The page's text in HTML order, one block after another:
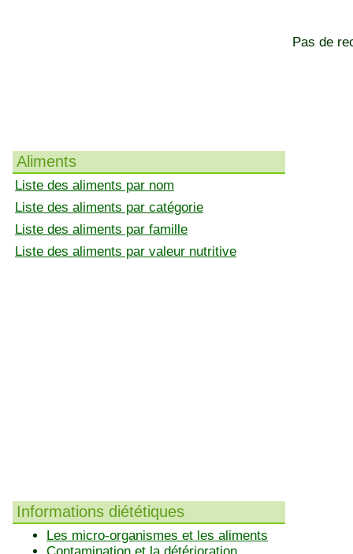
Aliments
Liste des aliments par nom
Liste des aliments par catégorie
Liste des aliments par famille
Liste des aliments par valeur nutritive
Informations diététiques
Les micro-organismes et les aliments
Pas de